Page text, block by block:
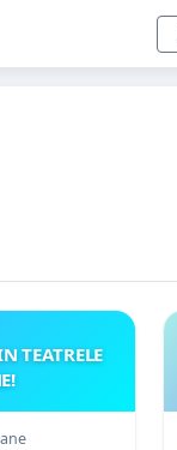
TEATRELE